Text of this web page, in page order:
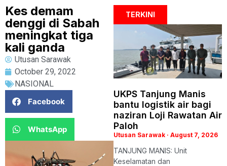
Kes demam
denggi di Sabah
meningkat tiga
kali ganda
Utusan Sarawak
October 29, 2022
NASIONAL
Facebook
WhatsApp
TERKINI
UKPS Tanjung Manis
bantu logistik air bagi
naziran Loji Rawatan Air
Paloh
Utusan Sarawak August 7, 2026
TANJUNG MANIS: Unit
Keselamatan dan